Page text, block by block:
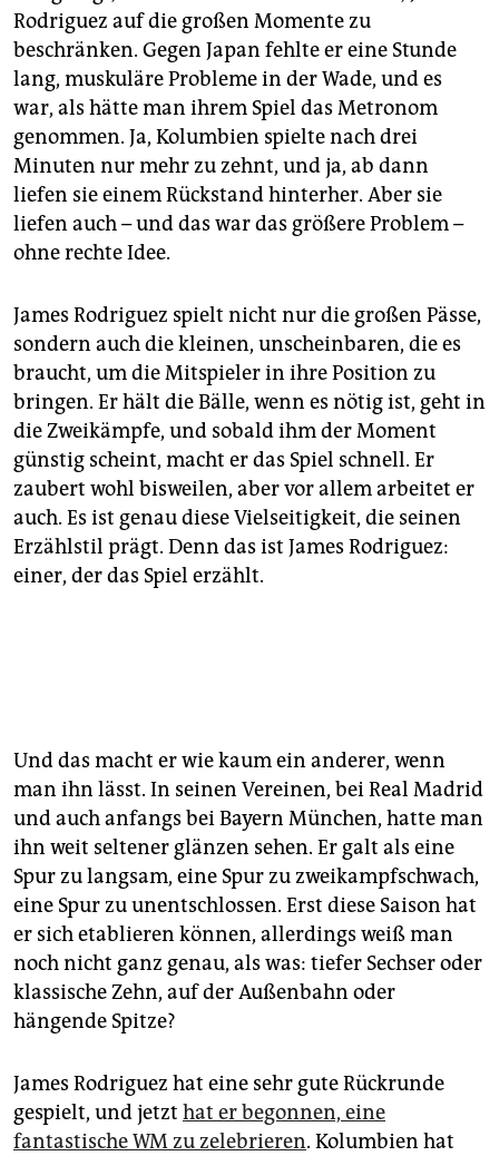
Rodriguez auf die großen Momente zu
beschränken. Gegen Japan fehlte er eine Stunde
lang, muskuläre Probleme in der Wade, und es
war, als hätte man ihrem Spiel das Metronom
genommen. Ja, Kolumbien spielte nach drei
Minuten nur mehr zu zehnt, und ja, ab dann
liefen sie einem Rückstand hinterher. Aber sie
liefen auch – und das war das größere Problem –
ohne rechte Idee.
James Rodriguez spielt nicht nur die großen Pässe,
sondern auch die kleinen, unscheinbaren, die es
braucht, um die Mitspieler in ihre Position zu
bringen. Er hält die Bälle, wenn es nötig ist, geht in
die Zweikämpfe, und sobald ihm der Moment
günstig scheint, macht er das Spiel schnell. Er
zaubert wohl bisweilen, aber vor allem arbeitet er
auch. Es ist genau diese Vielseitigkeit, die seinen
Erzählstil prägt. Denn das ist James Rodriguez:
einer, der das Spiel erzählt.
Und das macht er wie kaum ein anderer, wenn
man ihn lässt. In seinen Vereinen, bei Real Madrid
und auch anfangs bei Bayern München, hatte man
ihn weit seltener glänzen sehen. Er galt als eine
Spur zu langsam, eine Spur zu zweikampfschwach,
eine Spur zu unentschlossen. Erst diese Saison hat
er sich etablieren können, allerdings weiß man
noch nicht ganz genau, als was: tiefer Sechser oder
klassische Zehn, auf der Außenbahn oder
hängende Spitze?
James Rodriguez hat eine sehr gute Rückrunde
gespielt, und jetzt hat er begonnen, eine
fantastische WM zu zelebrieren. Kolumbien hat